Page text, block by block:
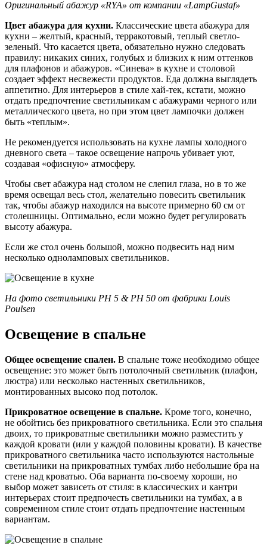
Оригинальный абажур «RYA» от компании «LampGustaf»
Цвет абажура для кухни. Классические цвета абажура для
кухни – желтый, красный, терракотовый, теплый светло-
зеленый. Что касается цвета, обязательно нужно следовать
правилу: никаких синих, голубых и близких к ним оттенков
для плафонов и абажуров. «Синева» в кухне и столовой
создает эффект несвежести продуктов. Еда должна выглядеть
аппетитно. Для интерьеров в стиле хай-тек, кстати, можно
отдать предпочтение светильникам с абажурами черного или
металлического цвета, но при этом цвет лампочки должен
быть «теплым».
Не рекомендуется использовать на кухне лампы холодного
дневного света – такое освещение напрочь убивает уют,
создавая «офисную» атмосферу.
Чтобы свет абажура над столом не слепил глаза, но в то же
время освещал весь стол, желательно повесить светильник
так, чтобы абажур находился на высоте примерно 60 см от
столешницы. Оптимально, если можно будет регулировать
высоту абажура.
Если же стол очень большой, можно подвесить над ним
несколько одноламповых светильников.
На фото светильники PH 5 & PH 50 от фабрики Louis
Poulsen
Освещение в спальне
Общее освещение спален. В спальне тоже необходимо общее
освещение: это может быть потолочный светильник (плафон,
люстра) или несколько настенных светильников,
монтированных высоко под потолок.
Прикроватное освещение в спальне. Кроме того, конечно,
не обойтись без прикроватного светильника. Если это спальня
двоих, то прикроватные светильники можно разместить у
каждой кровати (или у каждой половины кровати). В качестве
прикроватного светильника часто используются настольные
светильники на прикроватных тумбах либо небольшие бра на
стене над кроватью. Оба варианта по-своему хороши, но
выбор может зависеть от стиля: в классических и кантри
интерьерах стоит предпочесть светильники на тумбах, а в
современном стиле стоит отдать предпочтение настенным
вариантам.